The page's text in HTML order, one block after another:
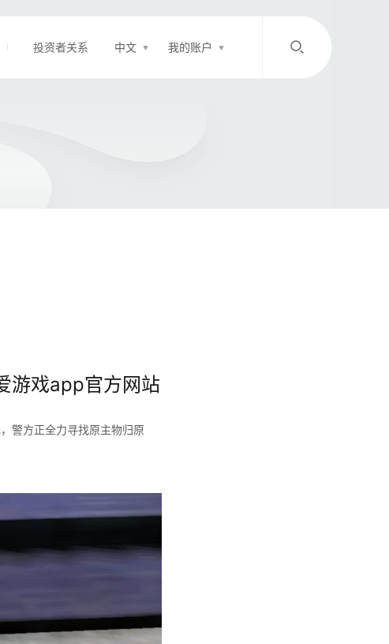
投资者关系 中文 我的账户
/
游戏app官方网站
警方正全力寻找原主物归原